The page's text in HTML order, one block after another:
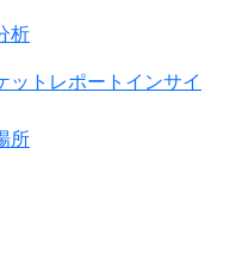
析
ットレポートインサイ
所